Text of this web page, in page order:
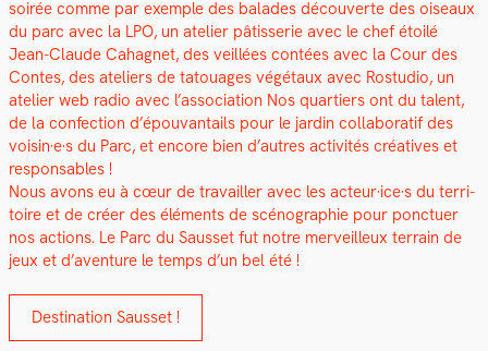
soirée comme par exem­ple des balades décou­verte des oiseaux
du parc avec la LPO, un ate­lier pâtis­serie avec le chef étoilé
Jean-Claude Cahag­net, des veil­lées con­tées avec la Cour des
Con­tes, des ate­liers de tatouages végé­taux avec Ros­tu­dio, un
ate­lier web radio avec l’association Nos quartiers ont du tal­ent,
de la con­fec­tion d’épouvantails pour le jardin col­lab­o­ratif des
voisin·e·s du Parc, et encore bien d’autres activ­ités créa­tives et
respon­s­ables !
Nous avons eu à cœur de tra­vailler avec les acteur·ice·s du ter­ri­
toire et de créer des éléments de scénographie pour ponctuer
nos actions. Le Parc du Saus­set fut notre mer­veilleux ter­rain de
jeux et d’aventure le temps d’un bel été !
Des­ti­na­tion Saus­set !